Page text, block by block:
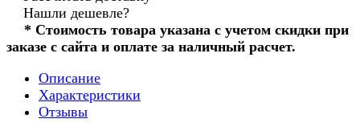
Нашли дешевле?
* Стоимость товара указана с учетом скидки при
заказе с сайта и оплате за наличный расчет.
Описание
Характеристики
Отзывы